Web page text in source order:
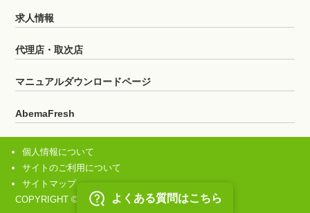
求人情報
代理店・取次店
マニュアルダウンロードページ
AbemaFresh
個人情報について
サイトのご利用について
サイトマップ
COPYRIGHT © HitnetTV All rights reserved.